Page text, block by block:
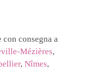
consegna a
Mézières,
, Nîmes,